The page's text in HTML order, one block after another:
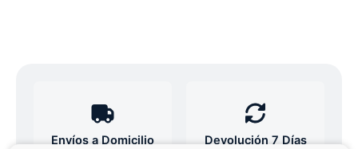
Envíos a Domicilio Devolución 7 Días